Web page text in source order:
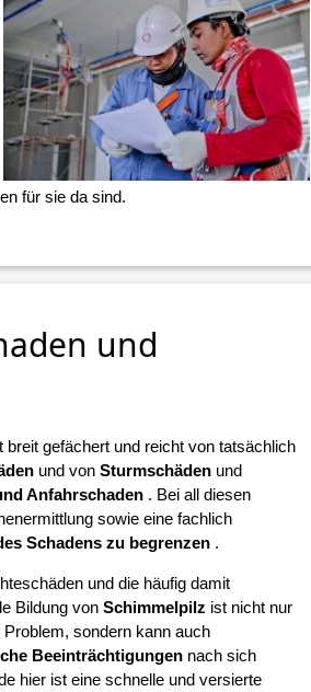
für sie da sind.
und
gefächert und reicht von tatsächlich
und von Sturmschädenund
Anfahrschaden. Bei all diesen
sowie eine fachlich
Schadens zu begrenzen.
und die häufig damit
Bildung von Schimmelpilz ist nicht nur
sondern kann auch
Beeinträchtigungennach sich
hier ist eine schnelle und versierte